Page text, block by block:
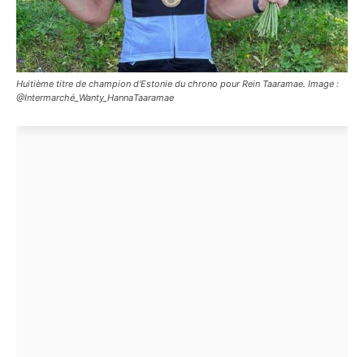
Huitième titre de champion d'Estonie du chrono pour Rein Taaramae. Image :
@Intermarché_Wanty_HannaTaaramae